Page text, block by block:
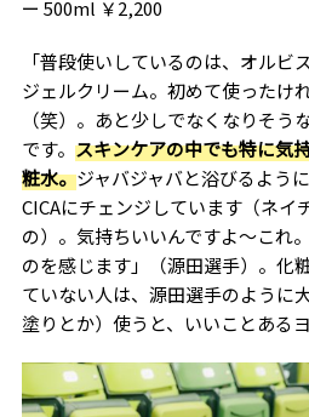
ー 500ml ￥2,200
「普段使いしているのは、オルビ
ジェルクリーム。初めて使ったけ
（笑）。あと少しでなくなりそう
です。 スキンケアの中でも特に気
粧水。ジャバジャバと浴びるよう
CICAにチェンジしています（ネイ
の）。気持ちいいんですよ〜これ
のを感じます」（源田選手）。化
ていない人は、源田選手のように
塗りとか）使うと、いいことある